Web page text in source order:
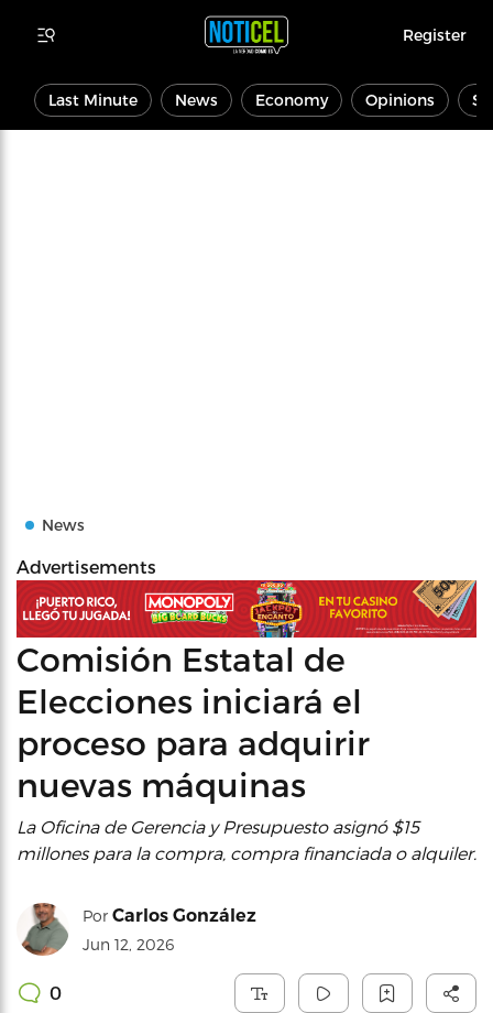
Register
Last Minute News Economy Opinions
News
Advertisements
Comisión Estatal de
Elecciones iniciará el
proceso para adquirir
nuevas máquinas
La Oficina de Gerencia y Presupuesto asignó $15
millones para la compra, compra financiada o alquiler.
Por Carlos González
Jun 12, 2026
0